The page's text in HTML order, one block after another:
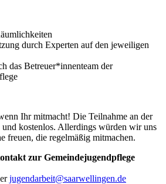
durch Experten auf den jeweiligen
das Betreuer*innenteam der
Ihr mitmacht! Die Teilnahme an der
kostenlos. Allerdings würden wir uns
freuen, die regelmäßig mitmachen.
zur Gemeindejugendpflege
jugendarbeit@saarwellingen.de